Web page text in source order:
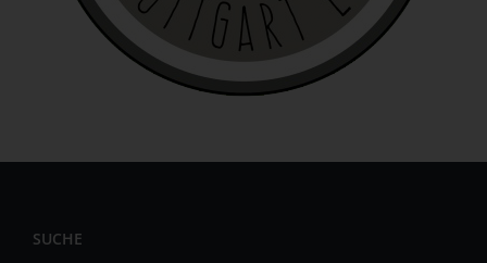
SUCHE
Pseudonymisierung ist die Verarbeitung
personenbezogener Daten in einer Weise, auf welche die
personenbezogenen Daten ohne Hinzuziehung
zusätzlicher Informationen nicht mehr einer spezifischen